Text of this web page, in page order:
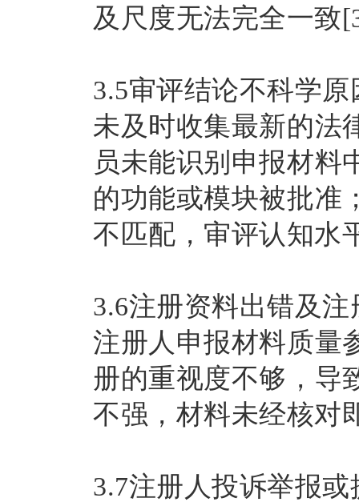
及尺度无法完全一致
3.5审评结论不科学原
未及时收集最新的法
员未能识别申报材料
的功能或模块被批准
不匹配，审评认知水
3.6注册资料出错及
注册人申报材料质量
册的重视度不够，导
不强，材料未经核对
3.7注册人投诉举报